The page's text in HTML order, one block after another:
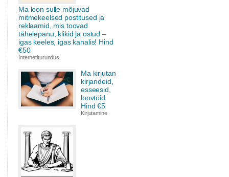
Ma loon sulle mõjuvad
mitmekeelsed postitused ja
reklaamid, mis toovad
tähelepanu, klikid ja ostud –
igas keeles, igas kanalis! Hind
€50
Internetiturundus
Ma kirjutan
kirjandeid,
esseesid,
loovtöid
Hind €5
Kirjutamine